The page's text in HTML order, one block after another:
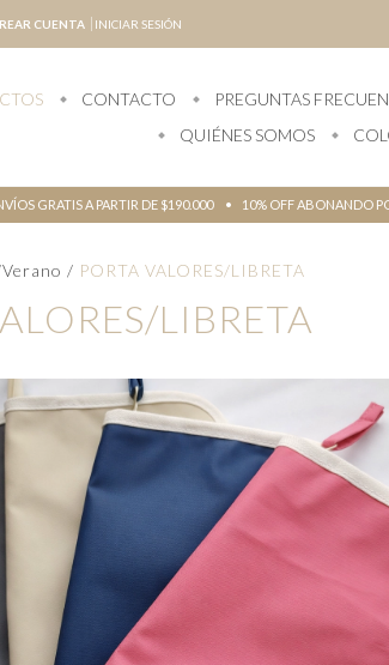
CUENTA INICIAR SESIÓN
CONTACTO PREGUNTAS
QUIÉNES SOMOS
GRATIS A PARTIR DE $190.000 • 10% OFF ABONANDO
/ PORTA VALORES/LIBRETA
LIBRETA